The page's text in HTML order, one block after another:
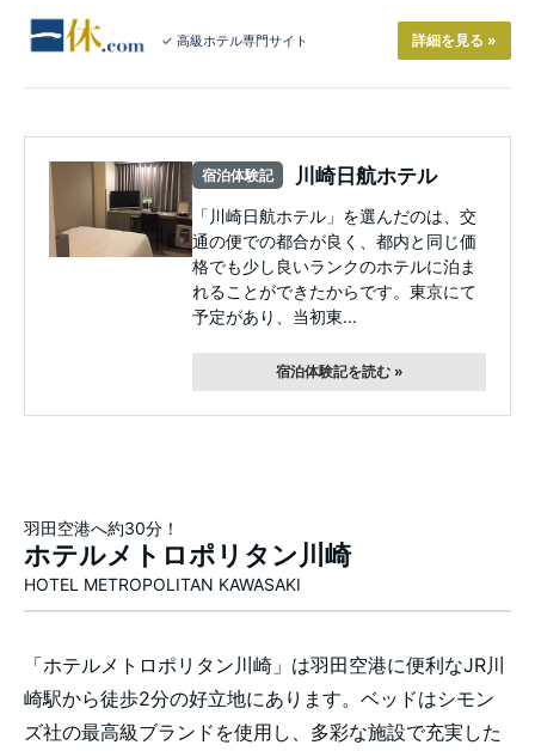
✓ 高級ホテル専門サイト 詳細を見る »
宿泊体験記 川崎日航ホテル
「川崎日航ホテル」を選んだのは、交
通の便での都合が良く、都内と同じ価
格でも少し良いランクのホテルに泊ま
れることができたからです。東京にて
予定があり、当初東...
宿泊体験記を読む »
羽田空港へ約30分！
ホテルメトロポリタン川崎
HOTEL METROPOLITAN KAWASAKI
「ホテルメトロポリタン川崎」は羽田空港に便利なJR川
崎駅から徒歩2分の好立地にあります。ベッドはシモン
ズ社の最高級ブランドを使用し、多彩な施設で充実した